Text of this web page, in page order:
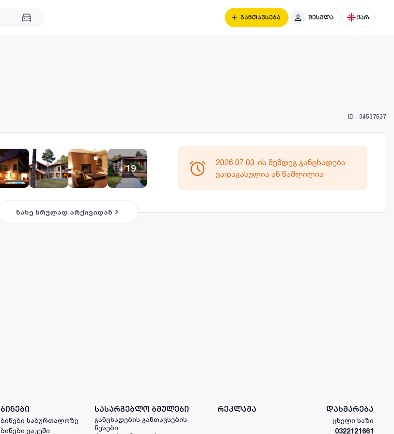
განთავსება შესვლა ქარ
ID - 34537537
+19
2026.07.03-ის შემდეგ განცხადება
ვადაგასულია ან წაშლილია
ნახე სრულად არქივიდან
ბინები
ბინები საბურთალოზე
ბინები ვაკეში
სასარგებლო ბმულები
განცხადების განთავსების
წესები
რეკლამა დახმარება
ცხელი ხაზი
0322121661